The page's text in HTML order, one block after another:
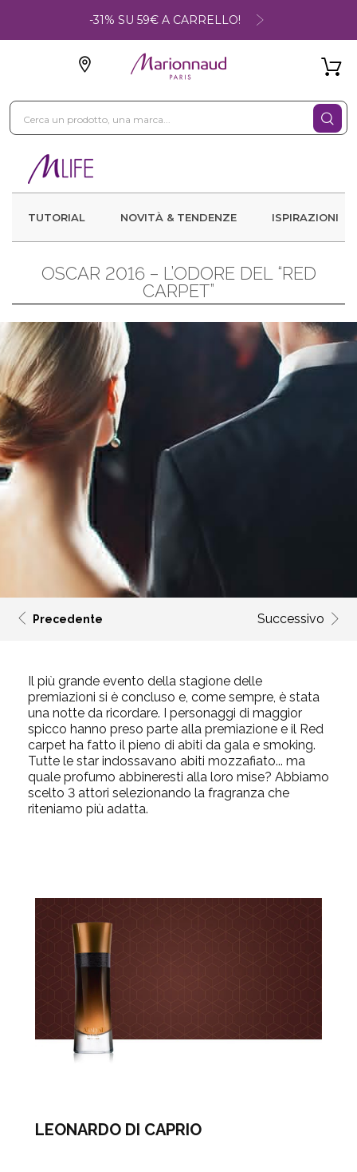
-31% SU 59€ A CARRELLO!
TUTORIAL NOVITÀ & TENDENZE ISPIRAZIONI
OSCAR 2016 – L’ODORE DEL “RED
CARPET”
Precedente Successivo
Il più grande evento della stagione delle
premiazioni si è concluso e, come sempre, è stata
una notte da ricordare. I personaggi di maggior
spicco hanno preso parte alla premiazione e il Red
carpet ha fatto il pieno di abiti da gala e smoking.
Tutte le star indossavano abiti mozzafiato... ma
quale profumo abbineresti alla loro mise? Abbiamo
scelto 3 attori selezionando la fragranza che
riteniamo più adatta.
LEONARDO DI CAPRIO